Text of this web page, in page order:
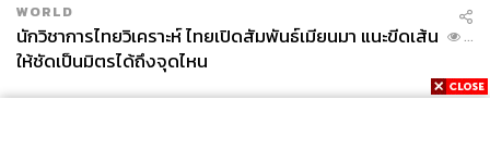
WORLD
นักวิชาการไทยวิเคราะห์ ไทยเปิดสัมพันธ์เมียนมา แนะขีดเส้น
ให้ชัดเป็นมิตรได้ถึงจุดไหน
...